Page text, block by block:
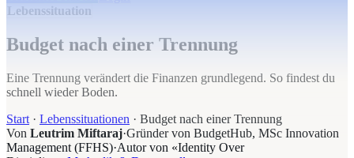
Lebenssituation
Budget nach einer Trennung
Eine Trennung verändert die Finanzen grundlegend. So findest du
schnell wieder Boden.
Start · Lebenssituationen · Budget nach einer Trennung
Von Leutrim Miftaraj·Gründer von BudgetHub, MSc Innovation
Management (FFHS)·Autor von «Identity Over